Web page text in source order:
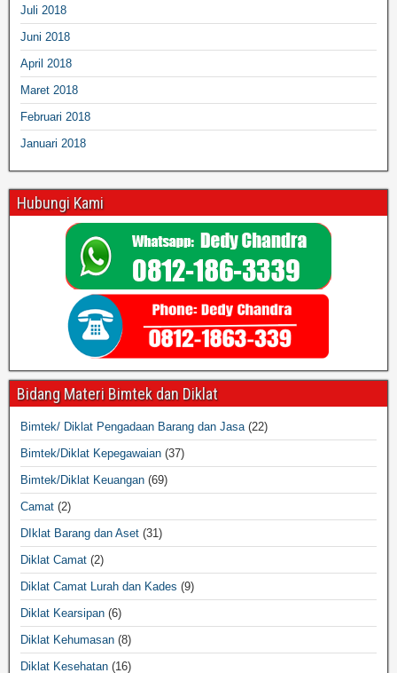
Juli 2018
Juni 2018
April 2018
Maret 2018
Februari 2018
Januari 2018
Hubungi Kami
Bidang Materi Bimtek dan Diklat
Bimtek/ Diklat Pengadaan Barang dan Jasa(22)
Bimtek/Diklat Kepegawaian (37)
Bimtek/Diklat Keuangan (69)
Camat (2)
DIklat Barang dan Aset (31)
Diklat Camat (2)
Diklat Camat Lurah dan Kades (9)
Diklat Kearsipan (6)
Diklat Kehumasan (8)
Diklat Kesehatan (16)